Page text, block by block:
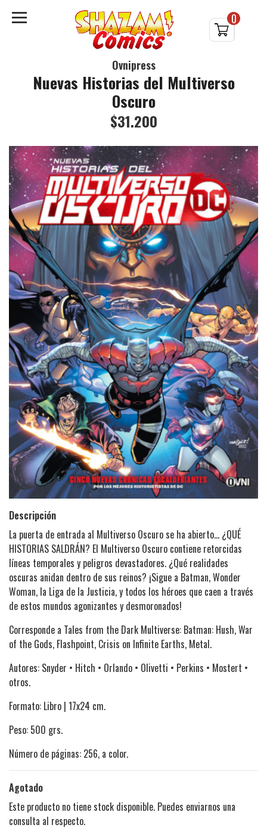
0
Ovnipress
Nuevas Historias del Multiverso
Oscuro
$31.200
Descripción
La puerta de entrada al Multiverso Oscuro se ha abierto... ¿QUÉ
HISTORIAS SALDRÁN? El Multiverso Oscuro contiene retorcidas
líneas temporales y peligros devastadores. ¿Qué realidades
oscuras anidan dentro de sus reinos? ¡Sigue a Batman, Wonder
Woman, la Liga de la Justicia, y todos los héroes que caen a través
de estos mundos agonizantes y desmoronados!
Corresponde a Tales from the Dark Multiverse: Batman: Hush, War
of the Gods, Flashpoint, Crisis on Infinite Earths, Metal.
Autores: Snyder • Hitch • Orlando • Olivetti • Perkins • Mostert •
otros.
Formato: Libro | 17x24 cm.
Peso: 500 grs.
Número de páginas: 256, a color.
Agotado
Este producto no tiene stock disponible. Puedes enviarnos una
consulta al respecto.